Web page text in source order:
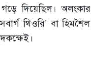
গড়ে দিয়েছিল। অলংকার
থিওরি’ বা হিমশৈল